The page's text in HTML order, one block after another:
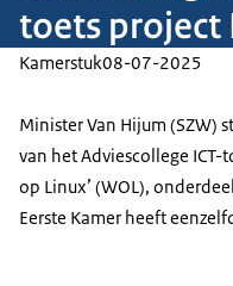
toets project
Kamerstuk08-07-2025
Minister Van Hijum (SZW)
van het Adviescollege ICT-
op Linux’ (WOL),
Eerste Kamer heeft